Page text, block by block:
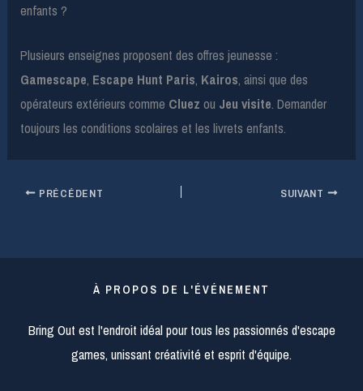
enfants ?
Plusieurs enseignes proposent des offres jeunesse :
Gamescape, Escape Hunt Paris, Kairos, ainsi que des
opérateurs extérieurs comme Cluez ou Jeu visite. Demander
toujours les conditions scolaires et les livrets enfants.
PRÉCÉDENT SUIVANT
À PROPOS DE L'ÉVÉNEMENT
Bring Out est l'endroit idéal pour tous les passionnés d'escape
games, unissant créativité et esprit d'équipe.